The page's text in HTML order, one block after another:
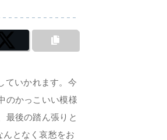
ていかれます。今
のかっこいい模様
最後の踏ん張りと
となく哀愁をお